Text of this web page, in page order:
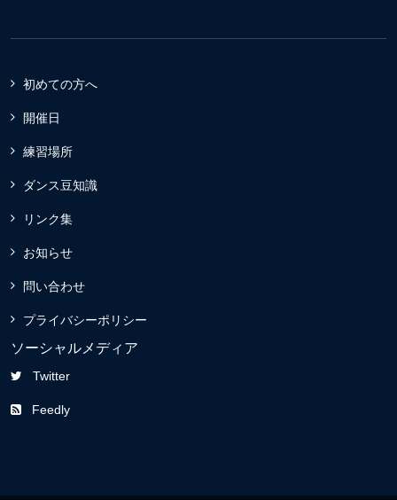
初めての方へ
開催日
練習場所
ダンス豆知識
リンク集
お知らせ
問い合わせ
プライバシーポリシー
ソーシャルメディア
Twitter
Feedly